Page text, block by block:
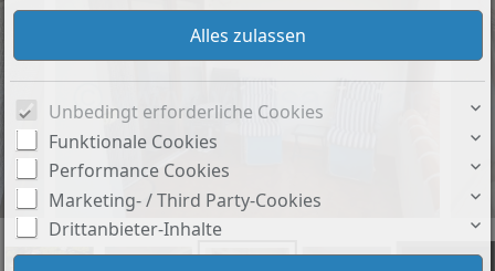
Unbedingt erforderliche Cookies
Funktionale Cookies
Performance Cookies
Marketing- / Third Party-Cookies
Drittanbieter-Inhalte